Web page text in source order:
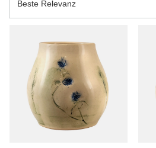
Sortierung ändern
Beste Relevanz